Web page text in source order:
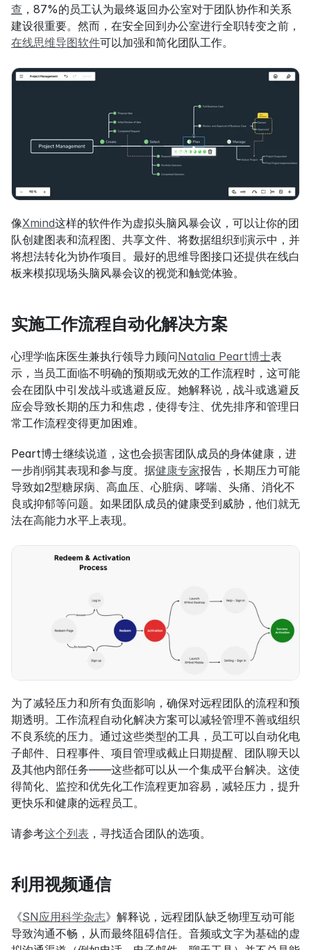
查 ，87%的员工认为最终返回办公室对于团队协作和关系
建设很重要。然而，在安全回到办公室进行全职转变之前，
在线思维导图软件可以加强和简化团队工作。
像Xmind这样的软件作为虚拟头脑风暴会议，可以让你的团
队创建图表和流程图、共享文件、将数据组织到演示中，并
将想法转化为协作项目。最好的思维导图接口还提供在线白
板来模拟现场头脑风暴会议的视觉和触觉体验。
实施工作流程自动化解决方案
心理学临床医生兼执行领导力顾问Natalia Peart博士表
示，当员工面临不明确的预期或无效的工作流程时，这可能
会在团队中引发战斗或逃避反应。她解释说，战斗或逃避反
应会导致长期的压力和焦虑，使得专注、优先排序和管理日
常工作流程变得更加困难。
Peart博士继续说道，这也会损害团队成员的身体健康，进
一步削弱其表现和参与度。据健康专家报告，长期压力可能
导致如2型糖尿病、高血压、心脏病、哮喘、头痛、消化不
良或抑郁等问题。如果团队成员的健康受到威胁，他们就无
法在高能力水平上表现。
为了减轻压力和所有负面影响，确保对远程团队的流程和预
期透明。工作流程自动化解决方案可以减轻管理不善或组织
不良系统的压力。通过这些类型的工具，员工可以自动化电
子邮件、日程事件、项目管理或截止日期提醒、团队聊天以
及其他内部任务——这些都可以从一个集成平台解决。这使
得简化、监控和优先化工作流程更加容易，减轻压力，提升
更快乐和健康的远程员工。
请参考这个列表 ，寻找适合团队的选项。
利用视频通信
《SN应用科学杂志》解释说，远程团队缺乏物理互动可能
导致沟通不畅，从而最终阻碍信任。音频或文字为基础的虚